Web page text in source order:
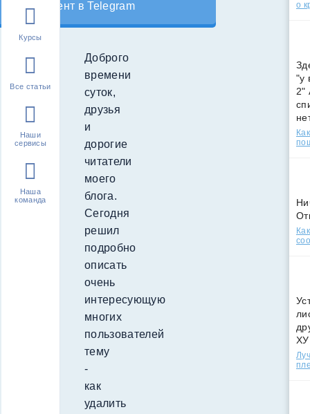
Курсы
Все статьи
Наши
сервисы
Наша
команда
контент в Telegram
Доброго
времени
суток,
друзья
и
дорогие
читатели
моего
блога.
Сегодня
решил
подробно
описать
очень
интересующую
многих
пользователей
тему
-
как
удалить
о
"у
2"